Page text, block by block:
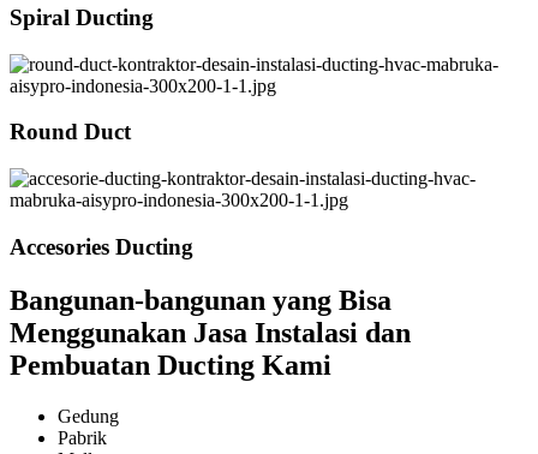
Spiral Ducting
Round Duct
Accesories Ducting
Bangunan-bangunan yang Bisa
Menggunakan Jasa Instalasi dan
Pembuatan Ducting Kami
Gedung
Pabrik